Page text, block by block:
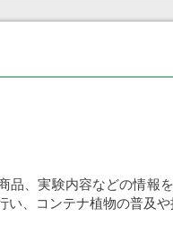
品、実験内容などの情報
い、コンテナ植物の普及